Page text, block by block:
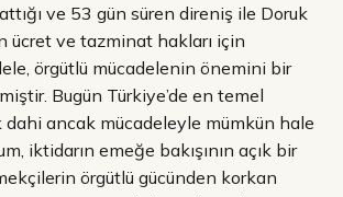
ve 53 gün süren direniş ile Doruk
ücret ve tazminat hakları için
örgütlü mücadelenin önemini bir
Bugün Türkiye’de en temel
dahi ancak mücadeleyle mümkün hale
iktidarın emeğe bakışının açık bir
örgütlü gücünden korkan